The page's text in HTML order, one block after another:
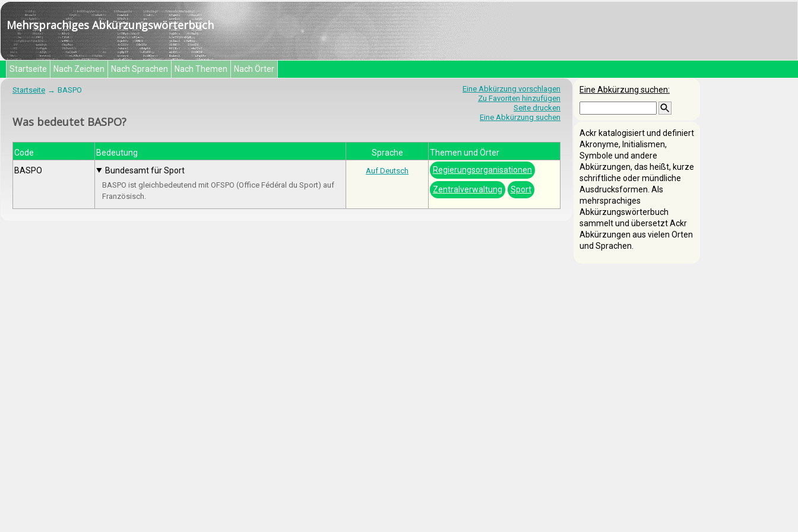
Mehrsprachiges Abkürzungswörterbuch
Startseite Nach Zeichen Nach Sprachen Nach Themen Nach Örter
Eine Abkürzung vorschlagen
Zu Favoriten hinzufügen
Seite drucken
Eine Abkürzung suchen
Startseite BASPO
Was bedeutet BASPO?
Code Bedeutung Sprache
Themen und Örter
BASPO
Bundesamt für Sport
BASPO ist gleichbedeutend mit OFSPO (Office Fédéral du Sport) auf
Französisch.
Auf Deutsch Regierungsorganisationen
Zentralverwaltung Sport
Eine Abkürzung suchen:
Ackr katalogisiert und definiert
Akronyme, Initialismen,
Symbole und andere
Abkürzungen, das heißt, kurze
schriftliche oder mündliche
Ausdrucksformen. Als
mehrsprachiges
Abkürzungswörterbuch
sammelt und übersetzt Ackr
Abkürzungen aus vielen Orten
und Sprachen.